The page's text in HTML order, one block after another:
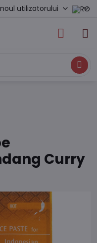
utilizatorului
Caută
Curry